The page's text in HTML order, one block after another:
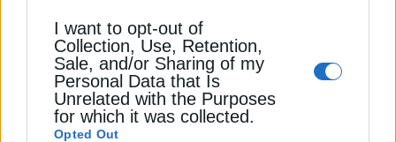
I want to opt-out of
Collection, Use, Retention,
Sale, and/or Sharing of my
Personal Data that Is
Unrelated with the Purposes
for which it was collected.
Opted Out
ΕΠΙΧΕΙΡΗΣΕΙΣ
Italgas: Έλαβε αξιολόγηση Baa2 από τη
Moody’s